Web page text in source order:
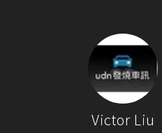
Victor Liu